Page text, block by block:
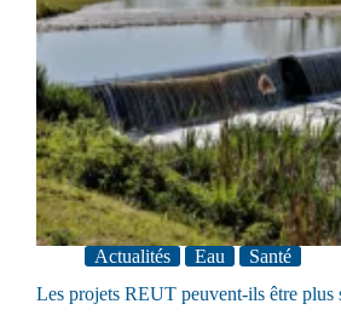
Actualités Eau
Santé
Les projets REUT peuvent-ils être plus